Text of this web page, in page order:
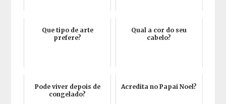
Que tipo de arte
prefere?
Qual a cor do seu
cabelo?
Pode viver depois de
congelado?
Acredita no Papai Noel?